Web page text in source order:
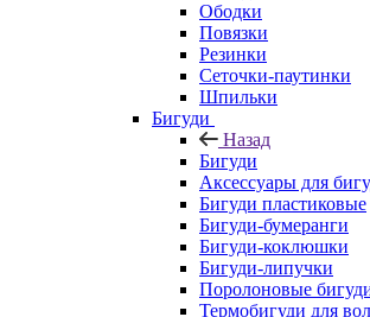
Ободки
Повязки
Резинки
Сеточки-паутинки
Шпильки
Бигуди
Назад
Бигуди
Аксессуары для
Бигуди пластиковые
Бигуди-бумеранги
Бигуди-коклюшки
Бигуди-липучки
Поролоновые
Термобигуди для